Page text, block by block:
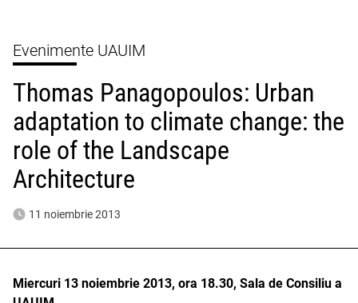
Evenimente UAUIM
Thomas Panagopoulos: Urban
adaptation to climate change: the
role of the Landscape
Architecture
11 noiembrie 2013
Miercuri 13 noiembrie 2013, ora 18.30, Sala de Consiliu a